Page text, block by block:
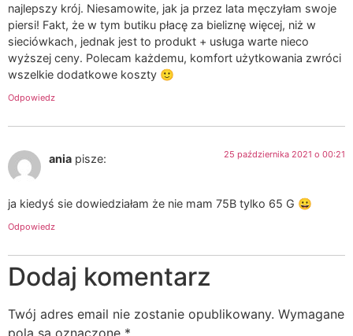
najlepszy krój. Niesamowite, jak ja przez lata męczyłam swoje
piersi! Fakt, że w tym butiku płacę za bieliznę więcej, niż w
sieciówkach, jednak jest to produkt + usługa warte nieco
wyższej ceny. Polecam każdemu, komfort użytkowania zwróci
wszelkie dodatkowe koszty 🙂
Odpowiedz
ania pisze: 25 października 2021 o 00:21
ja kiedyś sie dowiedziałam że nie mam 75B tylko 65 G 😀
Odpowiedz
Dodaj komentarz
Twój adres email nie zostanie opublikowany. Wymagane